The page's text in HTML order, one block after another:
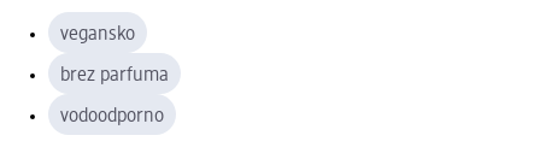
vegansko
brez parfuma
vodoodporno